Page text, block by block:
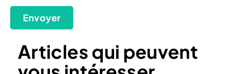
Envoyer
Articles qui peuvent